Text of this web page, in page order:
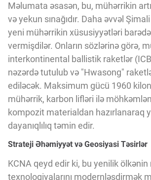
Innovasiya Bələdçisi
Gələcəyin Təhlili
Podkastlar
Məlumata əsasən, bu, mühərrikin
və yekun sınağıdır. Daha əvvəl
yeni mühərrikin xüsusiyyətləri
vermişdilər. Onların sözlərinə görə,
interkontinental ballistik raketlər
nəzərdə tutulub və "Hwasong"
ediləcək. Maksimum gücü 1960
mühərrik, karbon lifləri ilə
kompozit materialdan hazırlanaraq
dayanıqlılıq təmin edir.
Strateji Əhəmiyyət və Geosiyasi Təsirlər
KCNA qeyd edir ki, bu yenilik
texnologiyalarını modernləşdirmək